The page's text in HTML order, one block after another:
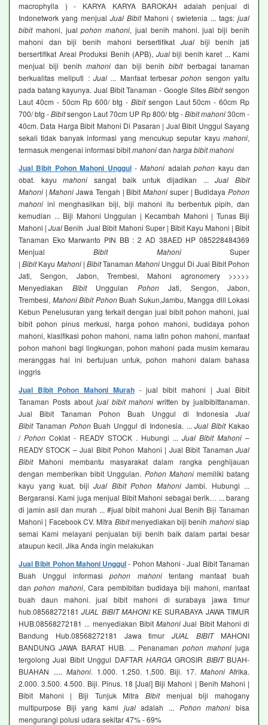
macrophylla ) - KARYA KARYA BAROKAH adalah penjual di
Indonetwork yang menjual Jual BibitMahoni ( swietenia ... tags:jual
bibitmahoni, jualpohon mahoni, jual benih mahoni. jual biji benih
mahoni dan biji benih mahoni bersertifikat Jual biji benih jati
bersertifikat Areal Produksi Benih (APB), Jualbiji benih karet ... Kami
menjual biji benih mahoni dan biji benihbibitberbagai tanaman
berkualitas meliputi : Jual ... Manfaat terbesarpohon sengon yaitu
pada batang kayunya. Jual Bibit Tanaman - Google SitesBibitsengon
Laut 40cm - 50cm Rp 600/ btg - Bibitsengon Laut 50cm - 60cm Rp
700/ btg -Bibitsengon Laut 70cm UP Rp 800/ btg -Bibit mahoni30cm -
40cm. Data Harga Bibit Mahoni Di Pasaran | Jual Bibit Unggul Sayang
sekali tidak banyak informasi yang mencukup seputar kayu mahoni,
termasuk mengenai informasi bibitmahonidan harga bibit mahoni
Jual Bibit Pohon Mahoni Unggul-Mahoni adalahpohon kayu dan
obat. kayumahoni sangat baik untuk dijadikan ...Jual Bibit
Mahoni |Mahoni Jawa Tengah | BibitMahoni super | BudidayaPohon
mahoni ini menghasilkan biji, biji mahoni itu berbentuk pipih, dan
kemudian ... Biji Mahoni Unggulan | Kecambah Mahoni | Tunas Biji
Mahoni |Jual Benih Jual Bibit Mahoni Super | Bibit Kayu Mahoni | Bibit
Tanaman Eko Marwanto PIN BB : 2 AD 38AED HP 085228484369
MenjualBibit MahoniSuper
| BibitKayu Mahoni | BibitTanaman Mahoni Unggul Di Jual Bibit Pohon
Jati, Sengon, Jabon, Trembesi, Mahoni agronomery >>>>>
Menyediakan BibitUnggulan PohonJati, Sengon, Jabon,
Trembesi, Mahoni Bibit PohonBuah Sukun,Jambu, Mangga dlll Lokasi
Kebun Penelusuran yang terkait dengan jual bibit pohon mahoni, jual
bibit pohon pinus merkusi, harga pohon mahoni, budidaya pohon
mahoni, klasifikasi pohon mahoni, nama latin pohon mahoni, manfaat
pohon mahoni bagi lingkungan, pohon mahoni pada musim kemarau
meranggas hal ini bertujuan untuk, pohon mahoni dalam bahasa
inggris
Jual Bibit Pohon Mahoni Murah- jual bibit mahoni | Jual Bibit
Tanaman Posts about jual bibit mahoni written by jualbibittanaman.
Jual Bibit Tanaman Pohon Buah Unggul di Indonesia Jual
BibitTanaman PohonBuah Unggul di Indonesia. ...Jual BibitKakao
/ Pohon Coklat - READY STOCK . Hubungi ... Jual Bibit Mahoni –
READY STOCK – Jual Bibit Pohon Mahoni | Jual Bibit Tanaman Jual
BibitMahoni membantu masyarakat dalam rangka penghijauan
dengan memberikan bibit Unggulan. Pohon Mahonimemiliki batang
kayu yang kuat, biji Jual Bibit Pohon MahoniJambi. Hubungi ...
Bergaransi. Kami juga menjual Bibit Mahoni sebagai berik… ... barang
di jamin asli dan murah ... #jual bibit mahoni Jual Benih Biji Tanaman
Mahoni | Facebook CV. Mitra Bibitmenyediakan biji benih mahonisiap
semai Kami melayani penjualan biji benih baik dalam partai besar
ataupun kecil. Jika Anda ingin melakukan
Jual Bibit Pohon Mahoni Unggul- Pohon Mahoni - Jual Bibit Tanaman
Buah Unggul informasipohon mahonitentang manfaat buah
danpohon mahoni, Cara pembibitan budidaya biji mahoni, manfaat
buah daun mahoni. jual bibit mahoni di surabaya jawa timur
hub.08568272181JUAL BIBIT MAHONIKE SURABAYA JAWA TIMUR
HUB.08568272181 ... menyediakan Bibit MahoniJual Bibit Mahoni di
Bandung Hub.08568272181 Jawa timurJUAL BIBITMAHONI
BANDUNG JAWA BARAT HUB. ... Penanaman pohon mahonijuga
tergolong Jual Bibit Unggul DAFTAR HARGA GROSIR BIBITBUAH-
BUAHAN ..... Mahoni. 1.000. 1.250. 1,500. Biji. 17.Mahoni Afrika.
2.000. 3.500. 4.500. Biji. Pinus. 18 [Jual] Biji Mahoni | Benih Mahoni |
Bibit Mahoni | Biji Tunjuk Mitra Bibitmenjual biji mahogany
multipurpose Biji yang kami jualadalah ... Pohon mahoni bisa
mengurangi polusi udara sekitar 47% - 69%